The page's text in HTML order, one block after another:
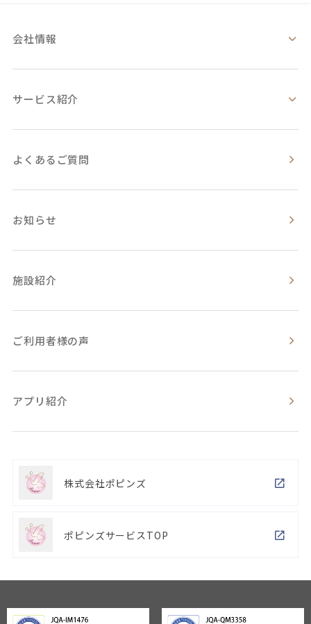
会社情報
サービス紹介
よくあるご質問
お知らせ
施設紹介
ご利用者様の声
アプリ紹介
株式会社ポピンズ
ポピンズサービスTOP